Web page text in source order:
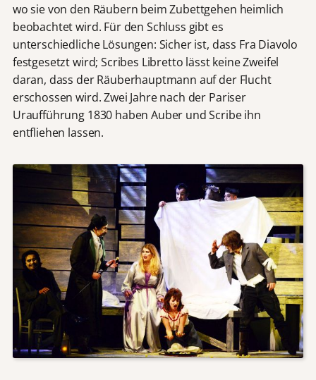
wo sie von den Räubern beim Zubettgehen heimlich
beobachtet wird. Für den Schluss gibt es
unterschiedliche Lösungen: Sicher ist, dass Fra Diavolo
festgesetzt wird; Scribes Libretto lässt keine Zweifel
daran, dass der Räuberhauptmann auf der Flucht
erschossen wird. Zwei Jahre nach der Pariser
Uraufführung 1830 haben Auber und Scribe ihn
entfliehen lassen.